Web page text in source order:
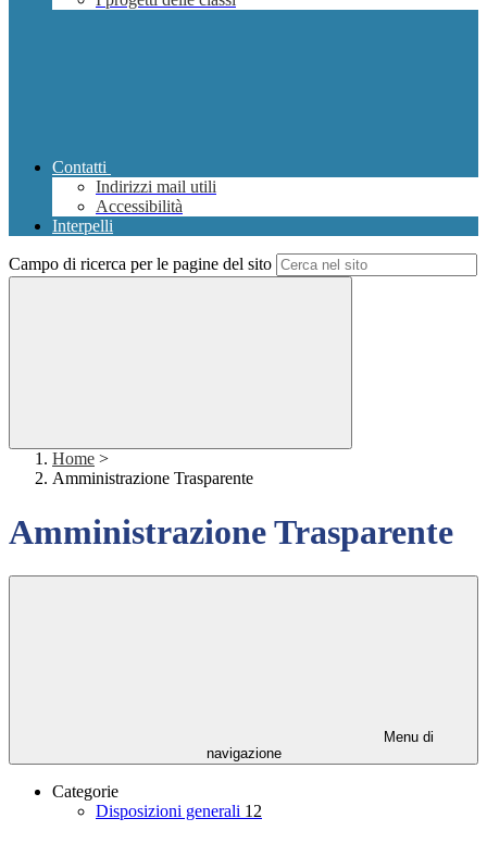
Contatti
Indirizzi mail utili
Accessibilità
Interpelli
Campo di ricerca per le pagine del sito
Home >
Amministrazione Trasparente
Amministrazione Trasparente
Menu di
navigazione
Categorie
Disposizioni generali 12